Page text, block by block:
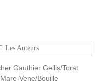
Les Auteurs
Gauthier Gellis/Torat
Vene/Bouille